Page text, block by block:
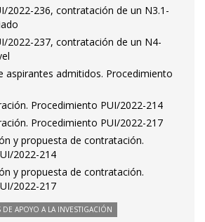
2022-236, contratación de un N3.1-
2022-237, contratación de un N4-
aspirantes admitidos. Procedimiento
Procedimiento PUI/2022-214
Procedimiento PUI/2022-217
y propuesta de contratación.
2022-214
y propuesta de contratación.
2022-217
APOYO A LA INVESTIGACIÓN